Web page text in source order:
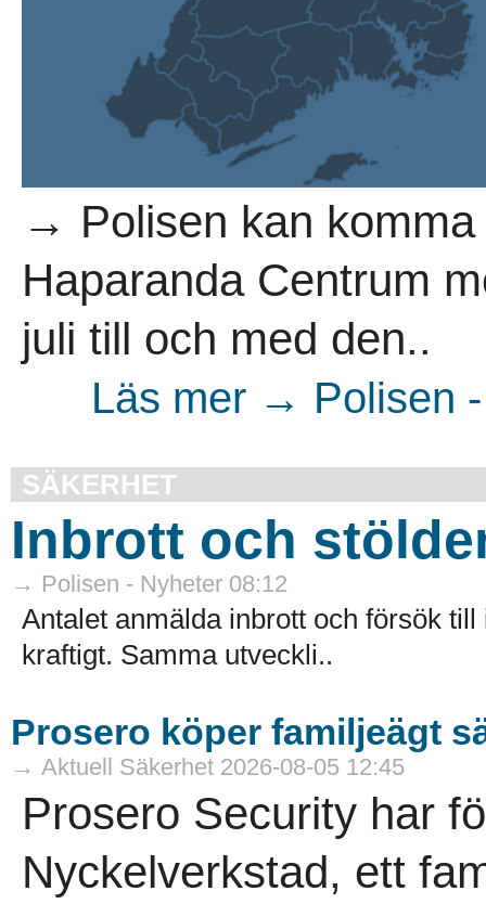
→ Polisen kan
Haparanda Centrum
juli till och med den..
Läs mer → Polisen
SÄKERHET
Inbrott och
→ Polisen - Nyheter 08:12
Antalet anmälda inbrott och försök
kraftigt. Samma utveckli..
Prosero köper familjeägt
→ Aktuell Säkerhet 2026-08-05 12:45
Prosero Security har
Nyckelverkstad, ett